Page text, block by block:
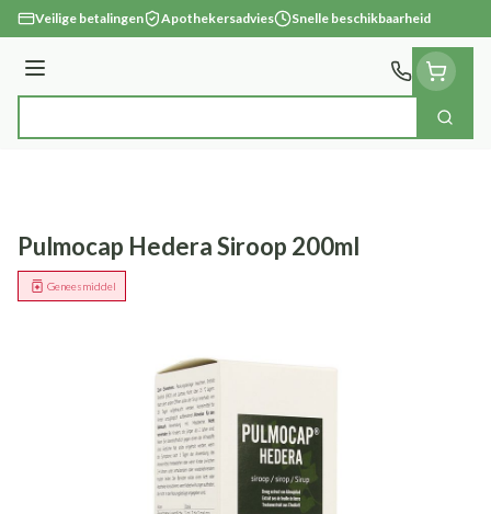
Ga naar de inhoud
Veilige betalingen Apothekersadvies Snelle beschikbaarheid
Menu
Zoek
Pulmocap Hedera Siroop 200ml
Geneesmiddel